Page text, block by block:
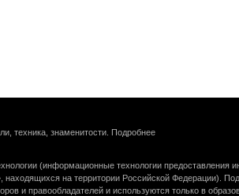
техника, знаменитости. Подробнее
(информационные технологии предоставления
на территории Российской Федерации).
и правообладателей и используются только в